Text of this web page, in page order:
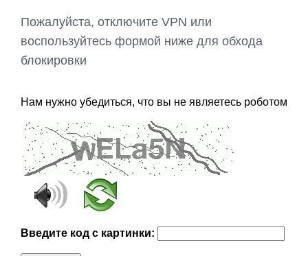
Пожалуйста, отключите VPN или
воспользуйтесь формой ниже для обхода
блокировки
Нам нужно убедиться, что вы не являетесь роботом
Введите код с картинки: